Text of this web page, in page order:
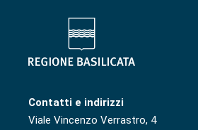
Contatti e indirizzi
Viale Vincenzo Verrastro, 4